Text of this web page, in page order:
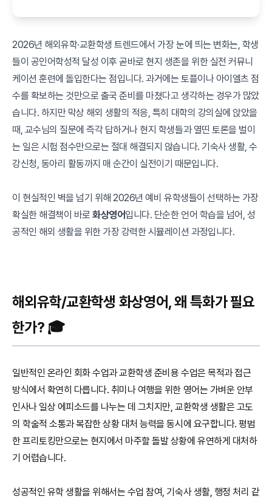
2026년 해외유학·교환학생 트렌드에서 가장 눈에 띄는 변화는, 학생
들이 공인어학성적 달성 이후 곧바로 현지 생존을 위한 실전 커뮤니
케이션 훈련에 돌입한다는 점입니다. 과거에는 토플이나 아이엘츠 점
수를 확보하는 것만으로 출국 준비를 마쳤다고 생각하는 경우가 많았
습니다. 하지만 막상 해외 생활의 적응, 특히 대학의 강의실에 앉았을
때, 교수님의 질문에 즉각 답하거나 현지 학생들과 열띤 토론을 벌이
는 일은 시험 점수만으로는 절대 해결되지 않습니다. 기숙사 생활, 수
강신청, 동아리 활동까지 매 순간이 실전이기 때문입니다.
이 현실적인 벽을 넘기 위해 2026년 예비 유학생들이 선택하는 가장
확실한 해결책이 바로화상영어입니다. 단순한 언어 학습을 넘어, 성
공적인 해외 생활을 위한 가장 강력한 시뮬레이션 과정입니다.
해외유학/교환학생 화상영어, 왜 특화가 필요
한가? 🎓
일반적인 온라인 회화 수업과 교환학생 준비용 수업은 목적과 접근
방식에서 확연히 다릅니다. 취미나 여행을 위한 영어는 가벼운 안부
인사나 일상 에피소드를 나누는 데 그치지만, 교환학생 생활은 고도
의 학술적 소통과 복잡한 상황 대처 능력을 동시에 요구합니다. 평범
한 프리토킹만으로는 현지에서 마주할 돌발 상황에 유연하게 대처하
기 어렵습니다.
성공적인 유학 생활을 위해서는 수업 참여, 기숙사 생활, 행정 처리 같